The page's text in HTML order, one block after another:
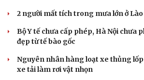
2 người mất tích trong mưa lớn ở Lào
Bộ Y tế chưa cấp phép, Hà Nội chưa
đẹp từ tế bào gốc
Nguyên nhân hàng loạt xe thủng
xe tải làm rơi vật nhọn